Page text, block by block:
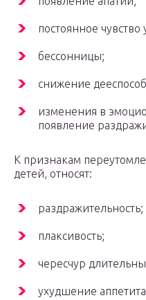
постоянное чувство
бессонницы;
снижение
изменения в
появление
К признакам
детей, относят:
раздражительность;
плаксивость;
чересчур
ухудшение